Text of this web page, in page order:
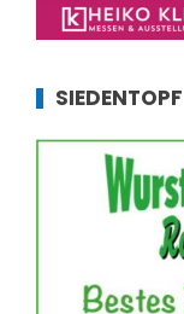
SIEDENTOPF